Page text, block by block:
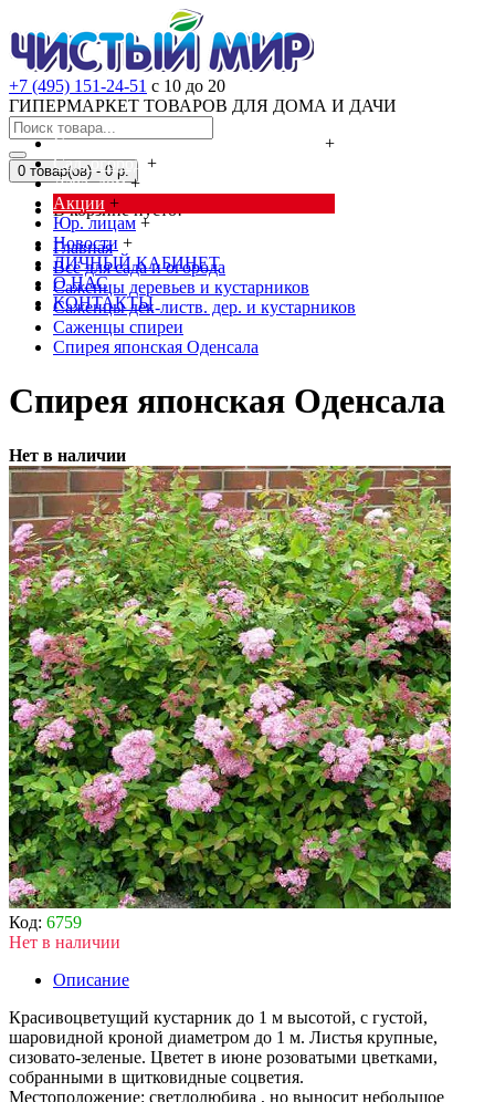
+7 (495) 151-24-51 с 10 до 20
ГИПЕРМАРКЕТ ТОВАРОВ ДЛЯ ДОМА И ДАЧИ
Cредства от насекомых и грызунов
+
Сад, огород +
Дача, дом +
Акции +
Юр. лицам +
Новости +
ЛИЧНЫЙ КАБИНЕТ
О НАС
КОНТАКТЫ
0 товар(ов) - 0 р.
В корзине пусто!
Главная
Всё для сада и огорода
Саженцы деревьев и кустарников
Саженцы дек-листв. дер. и кустарников
Саженцы спиреи
Спирея японская Оденсала
Спирея японская Оденсала
Нет в наличии
Код: 6759
Нет в наличии
Описание
Красивоцветущий кустарник до 1 м высотой, с густой,
шаровидной кроной диаметром до 1 м. Листья крупные,
сизовато-зеленые. Цветет в июне розоватыми цветками,
собранными в щитковидные соцветия.
Местоположение: светлолюбива , но выносит небольшое